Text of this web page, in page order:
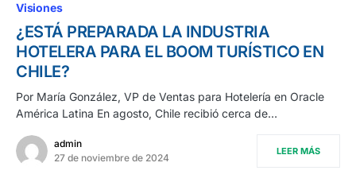
Visiones
¿ESTÁ PREPARADA LA INDUSTRIA
HOTELERA PARA EL BOOM TURÍSTICO EN
CHILE?
Por María González, VP de Ventas para Hotelería en Oracle
América Latina En agosto, Chile recibió cerca de…
admin
27 de noviembre de 2024
LEER MÁS